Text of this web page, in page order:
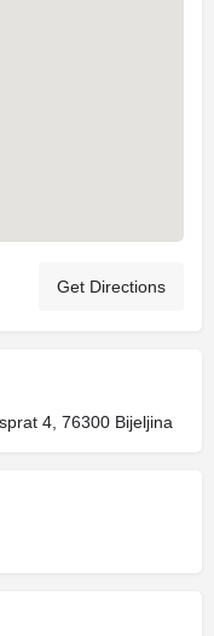
Get Directions
4, 76300 Bijeljina